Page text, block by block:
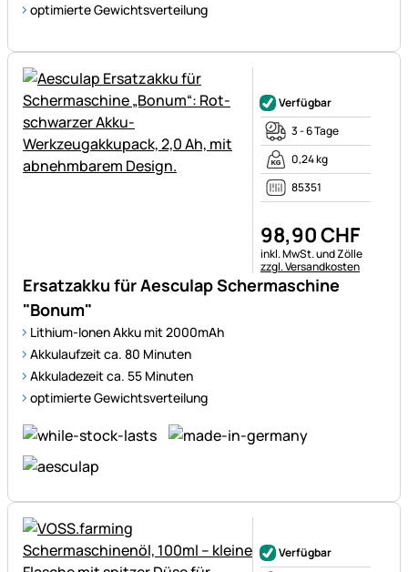
optimierte Gewichtsverteilung
Ersatzakku für Aesculap Schermaschine
"Bonum"
Lithium-Ionen Akku mit 2000mAh
Akkulaufzeit ca. 80 Minuten
Akkuladezeit ca. 55 Minuten
optimierte Gewichtsverteilung
Verfügbar
3 - 6 Tage
0,24 kg
85351
98,90CHF
Steuerhinweis:
inkl. MwSt. und Zölle
zzgl. Versandkosten
Verfügbar